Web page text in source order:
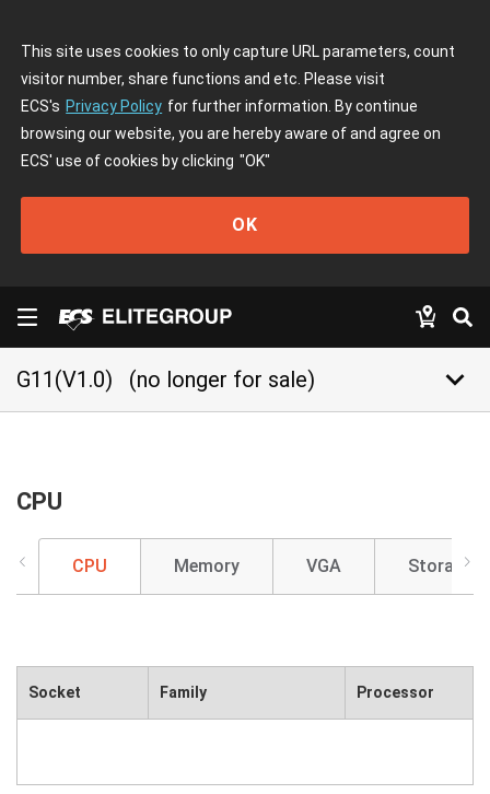
This site uses cookies to only capture URL parameters, count
visitor number, share functions and etc. Please visit
ECS's Privacy Policy for further information. By continue
browsing our website, you are hereby aware of and agree on
ECS' use of cookies by clicking "OK"
OK
G11(V1.0) (no longer for sale) keyboard_arrow_down
CPU
CPU Memory VGA Storage
Socket Family Processor